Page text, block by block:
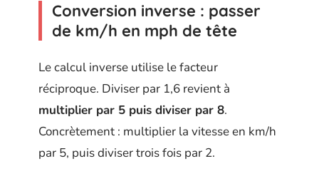
Conversion inverse : passer
de km/h en mph de tête
Le calcul inverse utilise le facteur
réciproque. Diviser par 1,6 revient à
multiplier par 5 puis diviser par 8.
Concrètement : multiplier la vitesse en km/h
par 5, puis diviser trois fois par 2.